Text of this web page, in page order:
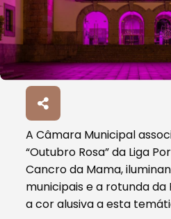
A Câmara Municipal
“Outubro Rosa” da Liga
Cancro da Mama,
municipais e a rotunda da
a cor alusiva a esta